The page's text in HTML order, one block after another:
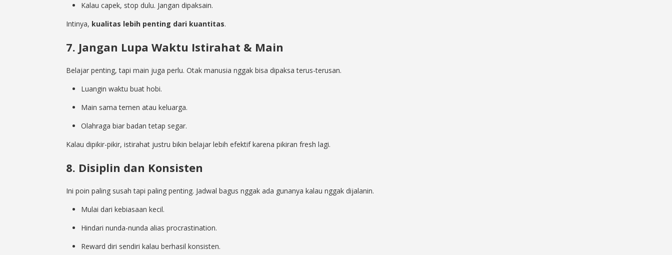
Kalau capek, stop dulu. Jangan dipaksain.
Intinya, kualitas lebih penting dari kuantitas.
7. Jangan Lupa Waktu Istirahat & Main
Belajar penting, tapi main juga perlu. Otak manusia nggak bisa dipaksa terus-terusan.
Luangin waktu buat hobi.
Main sama temen atau keluarga.
Olahraga biar badan tetap segar.
Kalau dipikir-pikir, istirahat justru bikin belajar lebih efektif karena pikiran fresh lagi.
8. Disiplin dan Konsisten
Ini poin paling susah tapi paling penting. Jadwal bagus nggak ada gunanya kalau nggak dijalanin.
Mulai dari kebiasaan kecil.
Hindari nunda-nunda alias procrastination.
Reward diri sendiri kalau berhasil konsisten.